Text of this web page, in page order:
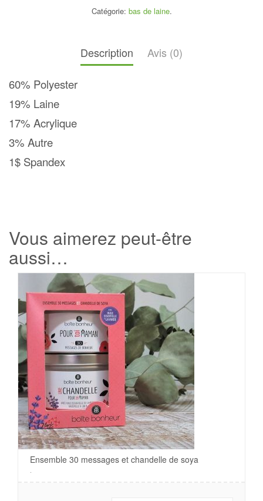
Catégorie: bas de laine.
Description Avis (0)
60% Polyester
19% Laine
17% Acrylique
3% Autre
1$ Spandex
Vous aimerez peut-être
aussi…
Ensemble 30 messages et chandelle de soya